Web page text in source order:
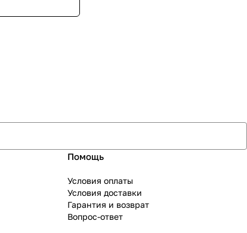
Помощь
Условия оплаты
Условия доставки
Гарантия и возврат
Вопрос-ответ